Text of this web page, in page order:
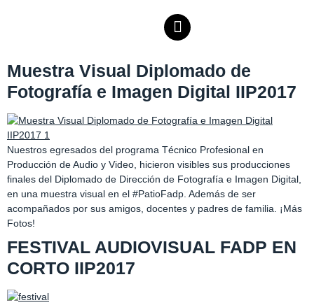
Muestra Visual Diplomado de
Fotografía e Imagen Digital IIP2017
Nuestros egresados del programa Técnico Profesional en
Producción de Audio y Video, hicieron visibles sus producciones
finales del Diplomado de Dirección de Fotografía e Imagen Digital,
en una muestra visual en el #PatioFadp. Además de ser
acompañados por sus amigos, docentes y padres de familia. ¡Más
Fotos!
FESTIVAL AUDIOVISUAL FADP EN
CORTO IIP2017